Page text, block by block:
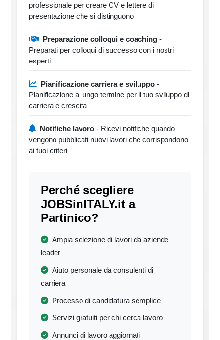
professionale per creare CV e lettere di
presentazione che si distinguono
Preparazione colloqui e coaching -
Preparati per colloqui di successo con i nostri
esperti
Pianificazione carriera e sviluppo -
Pianificazione a lungo termine per il tuo sviluppo di
carriera e crescita
Notifiche lavoro - Ricevi notifiche quando
vengono pubblicati nuovi lavori che corrispondono
ai tuoi criteri
Perché scegliere
JOBSinITALY.it a
Partinico?
Ampia selezione di lavori da aziende
leader
Aiuto personale da consulenti di
carriera
Processo di candidatura semplice
Servizi gratuiti per chi cerca lavoro
Annunci di lavoro aggiornati